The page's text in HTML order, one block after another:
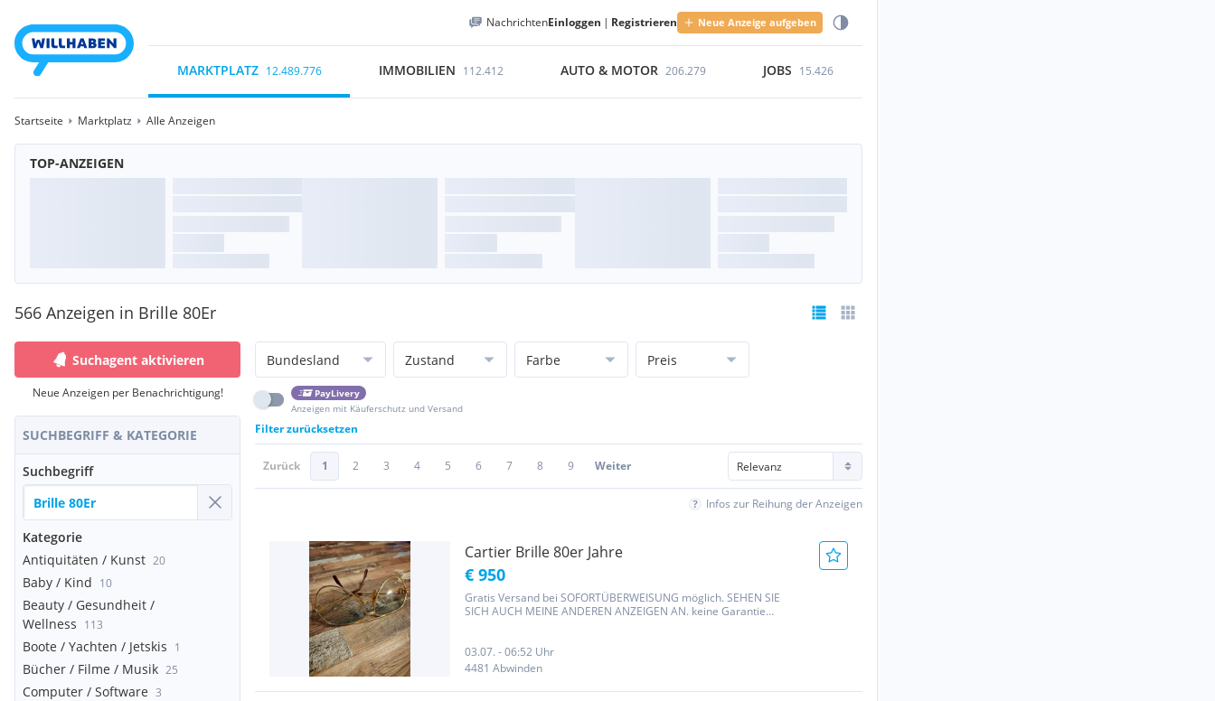
NachrichtenEinloggen | Registrieren Neue Anzeige aufgeben
MARKTPLATZ 12.489.776 IMMOBILIEN 112.412 AUTO & MOTOR 206.279 JOBS 15.426
Startseite Marktplatz Alle Anzeigen
TOP-ANZEIGEN
566 Anzeigen in Brille 80Er
Suchagent aktivieren
Neue Anzeigen per Benachrichtigung!
SUCHBEGRIFF & KATEGORIE
Suchbegriff
Kategorie
Antiquitäten / Kunst 20
Baby / Kind 10
Beauty / Gesundheit /
Wellness 113
Boote / Yachten / Jetskis 1
Bücher / Filme / Musik 25
Computer / Software 3
Bundesland Zustand Farbe Preis
PayLivery
Anzeigen mit Käuferschutz und Versand
Filter zurücksetzen
Zurück 1 2 3 4 5 6 7 8 9 Weiter
Infos zur Reihung der Anzeigen
Cartier Brille 80er Jahre
€ 950
Gratis Versand bei SOFORTÜBERWEISUNG möglich. SEHEN SIE
SICH AUCH MEINE ANDEREN ANZEIGEN AN. keine Garantie
Kauf als...
03.07. - 06:52 Uhr
4481 Abwinden